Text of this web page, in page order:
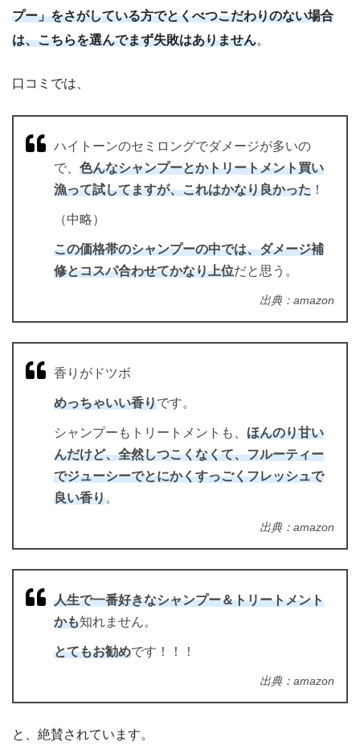
プー」をさがしている方でとくべつこだわりのない場合
は、こちらを選んでまず失敗はありません。
口コミでは、
ハイトーンのセミロングでダメージが多いの
で、 色んなシャンプーとかトリートメント買い
漁って試してますが、これはかなり良かった ！
（中略）
この価格帯のシャンプーの中では、ダメージ補
修とコスパ合わせてかなり上位だと思う。
出典：amazon
香りがドツボ
めっちゃいい香りです。
シャンプーもトリートメントも、 ほんのり甘い
んだけど、全然しつこくなくて、フルーティー
でジューシーでとにかくすっごくフレッシュで
良い香り。
出典：amazon
人生で一番好きなシャンプー＆トリートメント
かも知れません。
とてもお勧めです！！！
出典：amazon
と、絶賛されています。